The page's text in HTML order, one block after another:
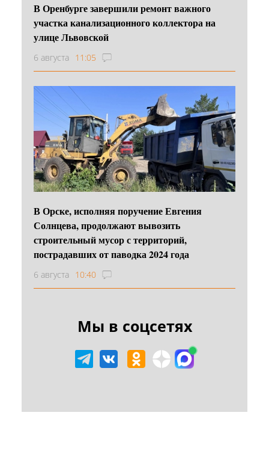
В Оренбурге завершили ремонт важного
участка канализационного коллектора на
улице Львовской
6 августа 11:05
В Орске, исполняя поручение Евгения
Солнцева, продолжают вывозить
строительный мусор с территорий,
пострадавших от паводка 2024 года
6 августа 10:40
Мы в соцсетях